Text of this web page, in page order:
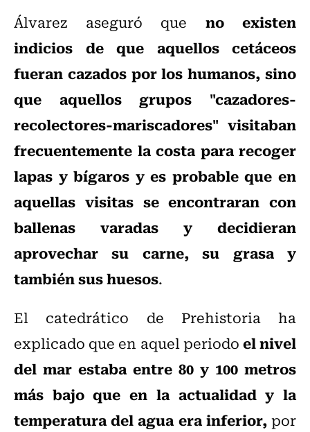
Álvarez aseguró que no existen
indicios de que aquellos cetáceos
fueran cazados por los humanos, sino
que aquellos grupos "cazadores-
recolectores-mariscadores" visitaban
frecuentemente la costa para recoger
lapas y bígaros y es probable que en
aquellas visitas se encontraran con
ballenas varadas y decidieran
aprovechar su carne, su grasa y
también sus huesos.
El catedrático de Prehistoria ha
explicado que en aquel periodoel nivel
del mar estaba entre 80 y 100 metros
más bajo que en la actualidad y la
temperatura del agua era inferior,por